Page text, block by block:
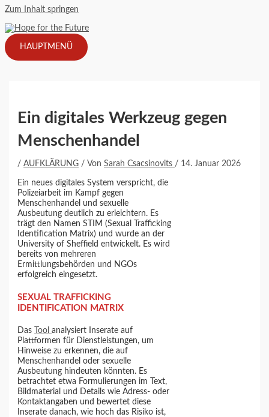
Zum Inhalt springen
HAUPTMENÜ
Ein digitales Werkzeug gegen
Menschenhandel
/AUFKLÄRUNG / VonSarah Csacsinovits / 14. Januar 2026
Ein neues digitales System verspricht, die
Polizeiarbeit im Kampf gegen
Menschenhandel und sexuelle
Ausbeutung deutlich zu erleichtern. Es
trägt den Namen STIM (Sexual Trafficking
Identification Matrix) und wurde an der
University of Sheffield entwickelt. Es wird
bereits von mehreren
Ermittlungsbehörden und NGOs
erfolgreich eingesetzt.
SEXUAL TRAFFICKING
IDENTIFICATION MATRIX
Das Toolanalysiert Inserate auf
Plattformen für Dienstleistungen, um
Hinweise zu erkennen, die auf
Menschenhandel oder sexuelle
Ausbeutung hindeuten könnten. Es
betrachtet etwa Formulierungen im Text,
Bildmaterial und Details wie Adress- oder
Kontaktangaben und bewertet diese
Inserate danach, wie hoch das Risiko ist,